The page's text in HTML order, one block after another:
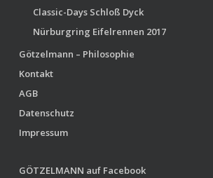
Classic-Days Schloß Dyck
Nürburgring Eifelrennen 2017
Götzelmann – Philosophie
Kontakt
AGB
Datenschutz
Impressum
GÖTZELMANN auf Facebook